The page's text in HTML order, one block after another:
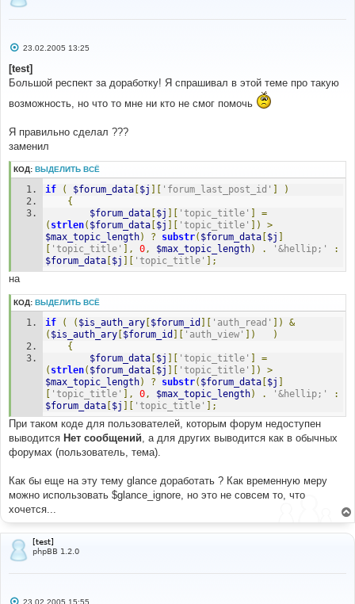
С
о
б
щ
н
23.02.2005 13:25
[test]
Большой респект за доработку! Я спрашивал в этой теме про такую
возможность, но что то мне ни кто не смог помочь
Я правильно сделал ???
заменил
КОД: ВЫДЕЛИТЬ ВСЁ
if ( $forum_data $j 'forum_last_post_id'
)
{
$forum_data $j 'topic_title'
=
( strlen( $forum_data $j 'topic_title' ])
>
$max_topic_length) ? substr( $forum_data $j
'topic_title' ], 0, $max_topic_length) . '&hellip;'
:
$forum_data $j 'topic_title' ];
на
КОД: ВЫДЕЛИТЬ ВСЁ
if ( ( $is_auth_ary [$forum_id ][ 'auth_read' ])
&
( $is_auth_ary [$forum_id ][ 'auth_view' ])
)
{
$forum_data [$j ][ 'topic_title' ]
=
( strlen( $forum_data [$j ][ 'topic_title' ])
>
$max_topic_length) ? substr( $forum_data [$j ]
[ 'topic_title' ], 0 , $max_topic_length) . '&hellip;'
:
$forum_data [$j ][ 'topic_title' ];
При таком коде для пользователей, которым форум недоступен
выводится Нет сообщений , а для других выводится как в обычных
форумах (пользователь, тема).
Как бы еще на эту тему glance доработать ? Как временную меру
можно использовать $glance_ignore, но это не совсем то, что
хочется...
[test]
phpBB 1.2.0
С23.02.2005 15:55